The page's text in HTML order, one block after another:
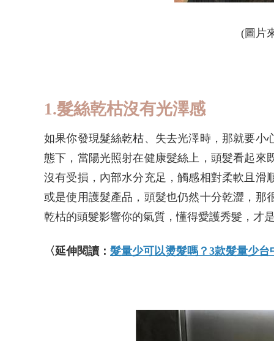
(圖片
1.髮絲乾枯沒有光澤感
如果你發現髮絲乾枯、失去光澤時，那就要小
態下，當陽光照射在健康髮絲上，頭髮看起來
沒有受損，內部水分充足，觸感相對柔軟且滑
或是使用護髮產品，頭髮也仍然十分乾澀，那
乾枯的頭髮影響你的氣質，懂得愛護秀髮，才
〈延伸閱讀： 髮量少可以燙髮嗎？3款髮量少台